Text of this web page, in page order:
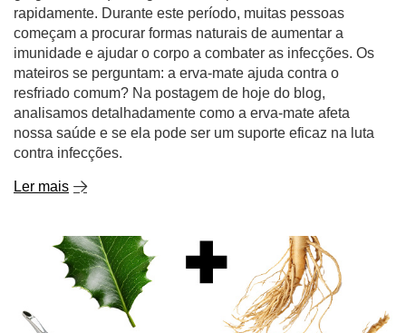
rapidamente. Durante este período, muitas pessoas
começam a procurar formas naturais de aumentar a
imunidade e ajudar o corpo a combater as infecções. Os
mateiros se perguntam: a erva-mate ajuda contra o
resfriado comum? Na postagem de hoje do blog,
analisamos detalhadamente como a erva-mate afeta
nossa saúde e se ela pode ser um suporte eficaz na luta
contra infecções.
Ler mais